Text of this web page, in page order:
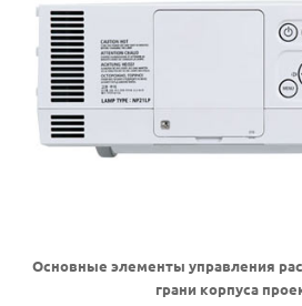
Основные элементы управления
грани корпуса